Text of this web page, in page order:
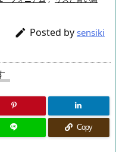
 Posted by sensiki
Copy